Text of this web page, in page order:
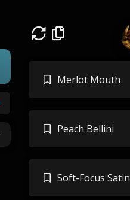
Merlot Mouth
Peach Bellini
Soft-Focus Satin